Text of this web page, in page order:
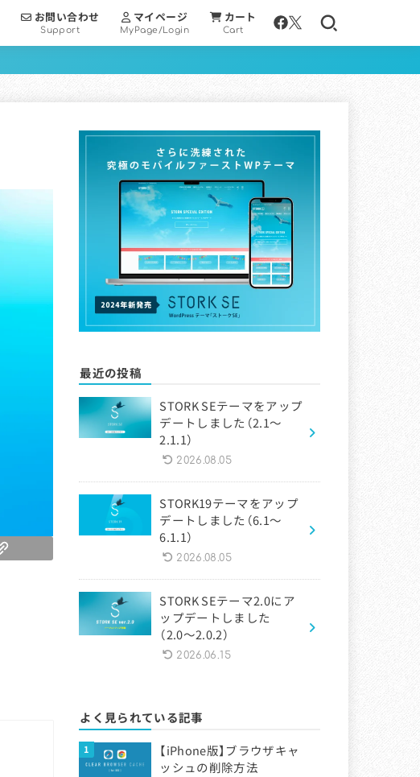
お問い合わせ
Support
マイページ
MyPage/Login
カート
Cart
最近の投稿
STORK SEテーマをアップ
デートしました（2.1〜
2.1.1）
2026.08.05
STORK19テーマをアップ
デートしました（6.1〜
6.1.1）
2026.08.05
STORK SEテーマ2.0にア
ップデートしました
（2.0〜2.0.2）
2026.06.15
よく見られている記事
【iPhone版】ブラウザキャ
ッシュの削除方法